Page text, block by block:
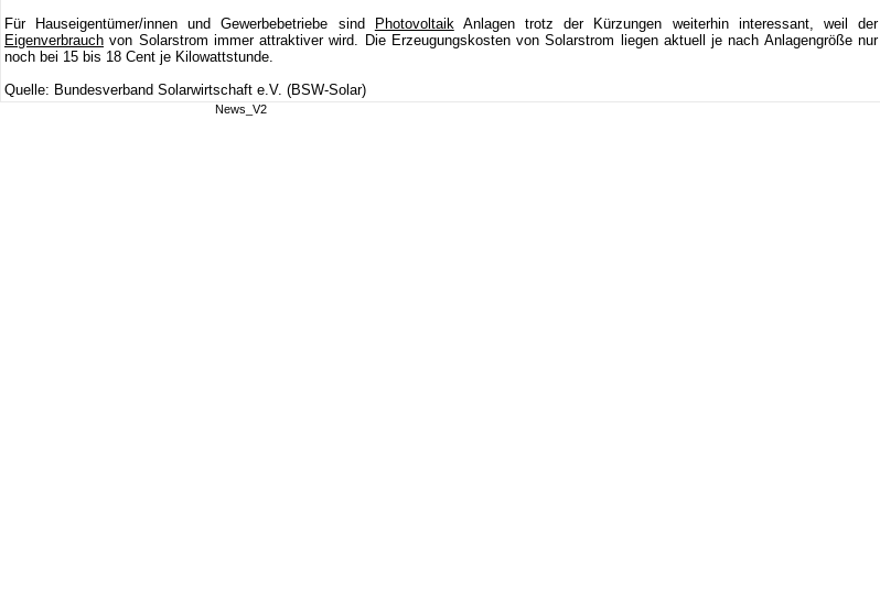
Für Hauseigentümer/innen und Gewerbebetriebe sind
PhotovoltaikAnlagen trotz der Kürzungen weiterhin interessant, weil der
Eigenverbrauch von Solarstrom immer attraktiver wird. Die Erzeugungskosten von Solarstrom liegen aktuell je nach Anlagengröße nur
noch bei 15 bis 18 Cent je Kilowattstunde.
Quelle: Bundesverband Solarwirtschaft e.V. (BSW-Solar)
News_V2